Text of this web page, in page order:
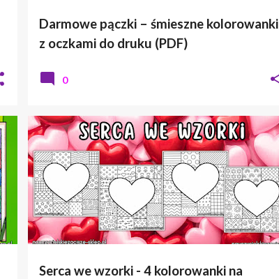
Darmowe pączki – śmieszne kolorowanki
z oczkami do druku (PDF)
0
Serca we wzorki - 4 kolorowanki na
KOLOROWANKI WALENTYNKI